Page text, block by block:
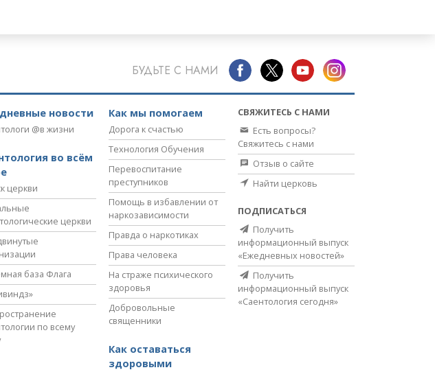
БУДЬТЕ С НАМИ
новости
@в жизни
во всём
церкви
церкви
база Флага
по всему
Как мы помогаем
Дорога к счастью
Технология Обучения
Перевоспитание
преступников
Помощь в избавлении от
наркозависимости
Правда о наркотиках
Права человека
На страже психического
здоровья
Добровольные
священники
Как оставаться
здоровыми
СВЯЖИТЕСЬ С НАМИ
Есть вопросы?
Свяжитесь с нами
Отзыв о сайте
Найти церковь
ПОДПИСАТЬСЯ
Получить
информационный выпуск
«Ежедневных новостей»
Получить
информационный выпуск
«Саентология сегодня»